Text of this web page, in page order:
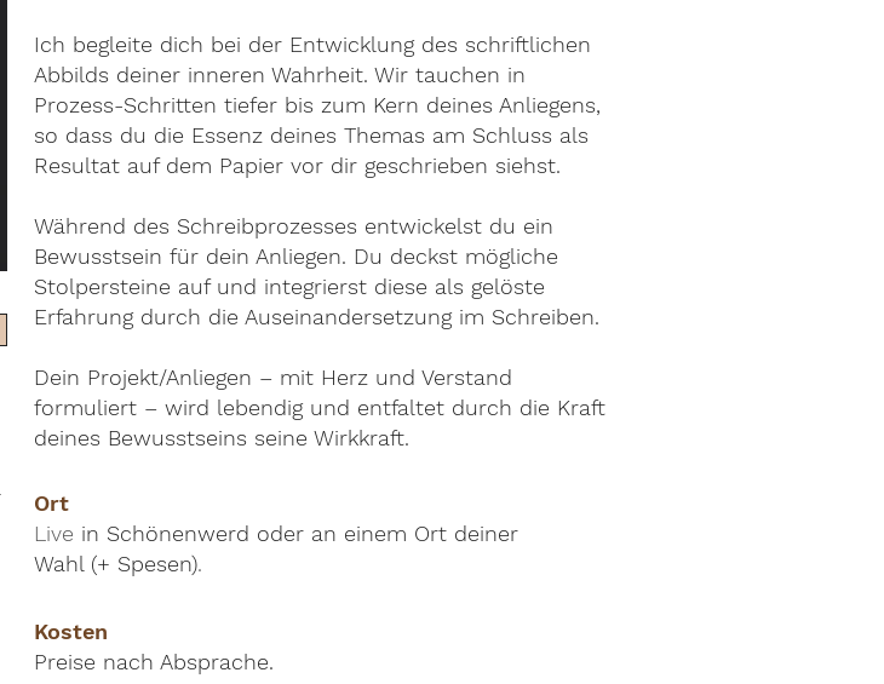
Ich begleite dich bei der Entwicklung des schriftlichen
Abbilds deiner inneren Wahrheit. Wir tauchen in
Prozess-Schritten tiefer bis zum Kern deines Anliegens,
so dass du die Essenz deines Themas am Schluss als
Resultat auf dem Papier vor dir geschrieben siehst.
Während des Schreibprozesses entwickelst du ein
Bewusstsein für dein Anliegen. Du deckst mögliche
Stolpersteine auf und integrierst diese als gelöste
Erfahrung durch die Auseinandersetzung im Schreiben.
Dein Projekt/Anliegen – mit Herz und Verstand
formuliert – wird lebendig und entfaltet durch die Kraft
deines Bewusstseins seine Wirkkraft.
Ort
Live in Schönenwerd oder an einem Ort deiner
Wahl (+ Spesen)​.
Kosten
Preise nach Absprache.